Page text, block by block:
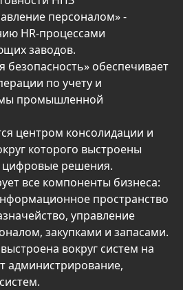
персоналом» -
HR-процессами
заводов.
обеспечивает
по учету и
промышленной
центром консолидации и
которого выстроены
решения.
все компоненты бизнеса:
пространство
управление
закупками и запасами.
вокруг систем на
администрирование,